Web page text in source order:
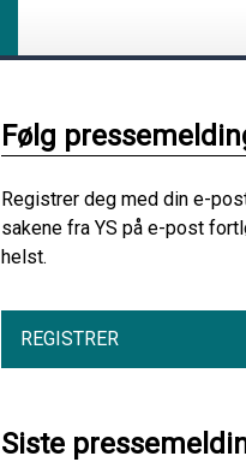
Følg
Registrer deg med din e-
sakene fra YS på e-post
helst.
REGISTRER
Siste